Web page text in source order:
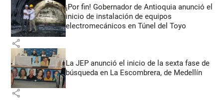
¡Por fin! Gobernador de Antioquia anunció el
inicio de instalación de equipos
electromecánicos en Túnel del Toyo
share
La JEP anunció el inicio de la sexta fase de
búsqueda en La Escombrera, de Medellín
share